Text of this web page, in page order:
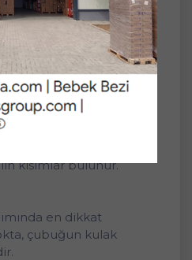
yer alır.
Çubuğu sayesinde
daha kolay
maddesi içermeyen
pH dengesine zarar
kısmında, yüzde 100
kısımlar bulunur.
en dikkat
çubuğun kulak